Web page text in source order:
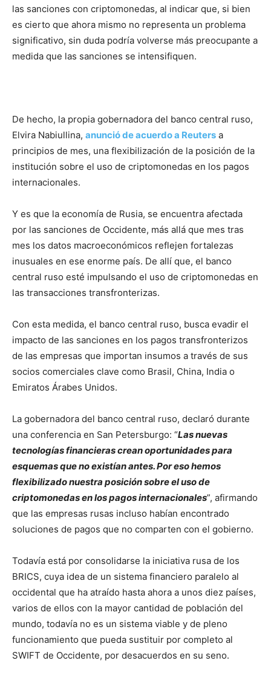
las sanciones con criptomonedas, al indicar que, si bien
es cierto que ahora mismo no representa un problema
significativo, sin duda podría volverse más preocupante a
medida que las sanciones se intensifiquen.
De hecho, la propia gobernadora del banco central ruso,
Elvira Nabiullina, anunció de acuerdo a Reuters a
principios de mes, una flexibilización de la posición de la
institución sobre el uso de criptomonedas en los pagos
internacionales.
Y es que la economía de Rusia, se encuentra afectada
por las sanciones de Occidente, más allá que mes tras
mes los datos macroeconómicos reflejen fortalezas
inusuales en ese enorme país. De allí que, el banco
central ruso esté impulsando el uso de criptomonedas en
las transacciones transfronterizas.
Con esta medida, el banco central ruso, busca evadir el
impacto de las sanciones en los pagos transfronterizos
de las empresas que importan insumos a través de sus
socios comerciales clave como Brasil, China, India o
Emiratos Árabes Unidos.
La gobernadora del banco central ruso, declaró durante
una conferencia en San Petersburgo: “Las nuevas
tecnologías financieras crean oportunidades para
esquemas que no existían antes. Por eso hemos
flexibilizado nuestra posición sobre el uso de
criptomonedas en los pagos internacionales”, afirmando
que las empresas rusas incluso habían encontrado
soluciones de pagos que no comparten con el gobierno.
Todavía está por consolidarse la iniciativa rusa de los
BRICS, cuya idea de un sistema financiero paralelo al
occidental que ha atraído hasta ahora a unos diez países,
varios de ellos con la mayor cantidad de población del
mundo, todavía no es un sistema viable y de pleno
funcionamiento que pueda sustituir por completo al
SWIFT de Occidente, por desacuerdos en su seno.